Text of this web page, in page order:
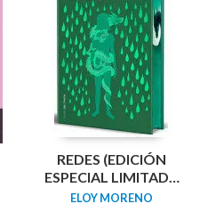
REDES (EDICIÓN
ESPECIAL LIMITADA
GUARDAS DRAGÓN)
ELOY MORENO